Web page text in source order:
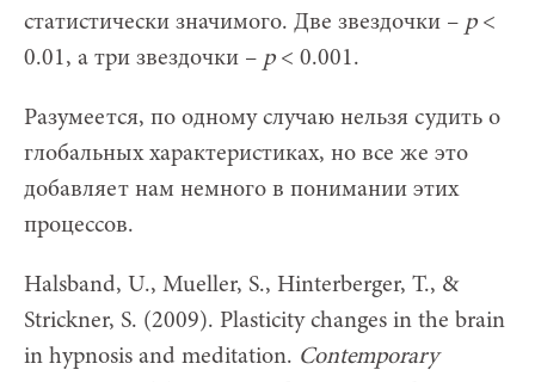
статистически значимого. Две звездочки – p<
0.01, а три звездочки – p< 0.001.
Разумеется, по одному случаю нельзя судить о
глобальных характеристиках, но все же это
добавляет нам немного в понимании этих
процессов.
Halsband, U., Mueller, S., Hinterberger, T., &
Strickner, S. (2009). Plasticity changes in the brain
in hypnosis and meditation. Contemporary